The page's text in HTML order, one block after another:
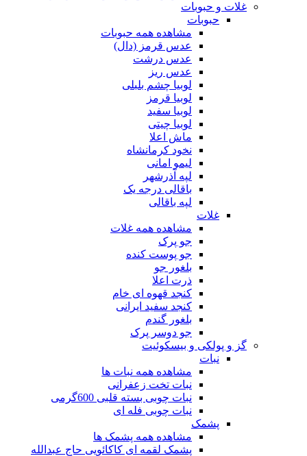
غلات و حبوبات
حبوبات
مشاهده همه حبوبات
عدس قرمز (دال)
عدس درشت
عدس ریز
لوبیا چشم بلبلی
لوبیا قرمز
لوبیا سفید
لوبیا چیتی
ماش اعلا
نخود کرمانشاه
لیمو امانی
لپه آذرشهر
باقالی درجه یک
لپه باقالی
غلات
مشاهده همه غلات
جو پرک
جو پوست کنده
بلغور جو
ذرت اعلا
کنجد قهوه ای خام
کنجد سفید ایرانی
بلغور گندم
جو دوسر پرک
گز و پولکی و بیسکوئیت
نبات
مشاهده همه نبات ها
نبات تخت زعفرانی
نبات چوبی بسته قلبی 600گرمی
نبات چوبی فله ای
پشمک
مشاهده همه پشمک ها
پشمک لقمه ای کاکائویی حاج عبدالله